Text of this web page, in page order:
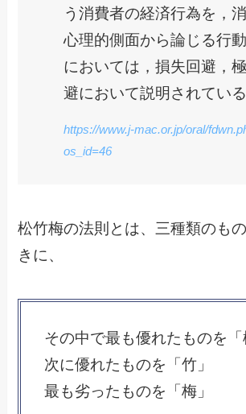
う消費者の経済行為を，
心理的側面から論じる行
においては，損失回避，
避において説明されている
https://www.j-mac.or.jp/oral/
os_id=46
松竹梅の法則とは、三種類のも
きに、
その中で最も優れたものを「
次に優れたものを「竹」
最も劣ったものを「梅」